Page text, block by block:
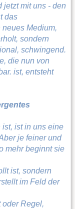
jetzt mit uns - den
das
Medium,
sondern
schwingend.
die nun von
ist, entsteht
ist in uns eine
je feiner und
mehr beginnt sie
ist, sondern
im Feld der
oder Regel,